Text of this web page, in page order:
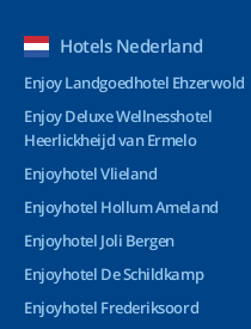
Hotels Nederland
Enjoy Landgoedhotel Ehzerwold
Enjoy Deluxe Wellnesshotel
Heerlickheijd van Ermelo
Enjoyhotel Vlieland
Enjoyhotel Hollum Ameland
Enjoyhotel Joli Bergen
Enjoyhotel De Schildkamp
Enjoyhotel Frederiksoord